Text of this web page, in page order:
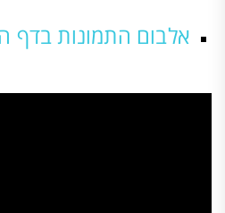
אלבום התמונות בדף